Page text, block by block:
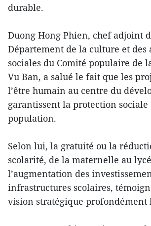
durable.
Duong Hong Phien, chef adjoint
Département de la culture et des
sociales du Comité populaire de
Vu Ban, a salué le fait que les
l’être humain au centre du
garantissent la protection sociale
population.
Selon lui, la gratuité ou la
scolarité, de la maternelle au
l’augmentation des
infrastructures scolaires,
vision stratégique profondément